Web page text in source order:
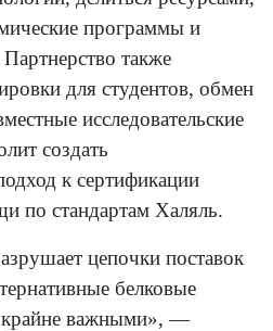
программы и
также
для студентов, обмен
исследовательские
создать
к сертификации
по стандартам Халяль.
цепочки поставок
белковые
крайне важными», —